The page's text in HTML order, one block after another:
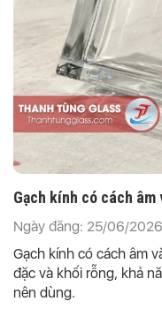
Gạch kính có cách
Ngày đăng: 25/06/
Gạch kính có cách âm
đặc và khối rỗng, khả
nên dùng.